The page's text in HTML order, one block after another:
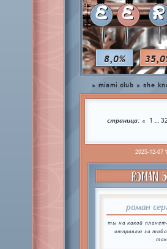
8,0%
E E R
» miami club » she
страница: « 1 … 32
2025-12-07
ROMAN
роман
ты на какой
отправлю за